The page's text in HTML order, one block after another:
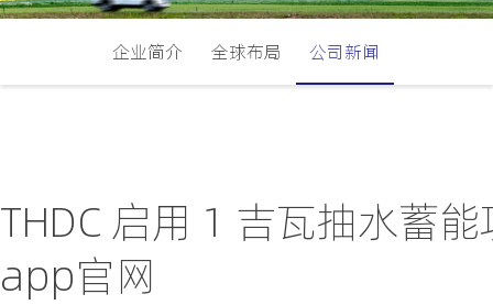
企业简介 全球布局 公司新闻
THDC 启用 1 吉瓦抽水蓄
app官网